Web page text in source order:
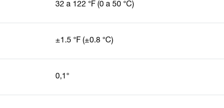
32 a 122 °F (0 a 50 °C)
±1.5 °F (±0.8 °C)
0,1°